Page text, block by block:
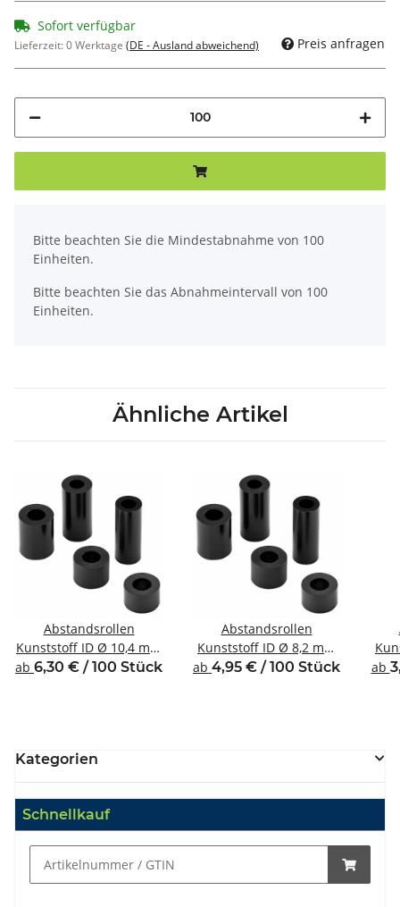
Sofort verfügbar
Lieferzeit:0 Werktage (DE - Ausland abweichend) Preis anfragen
Bitte beachten Sie die Mindestabnahme von 100
Einheiten.
Bitte beachten Sie das Abnahmeintervall von 100
Einheiten.
Ähnliche Artikel
Abstandsrollen
Kunststoff ID Ø 10,4 mm
für Gewinde M10
ab 6,30 € / 100 Stück
Abstandsrollen
Kunststoff ID Ø 8,2 mm
für Gewinde M8
ab 4,95 € / 100 Stück ab
Kategorien
Schnellkauf